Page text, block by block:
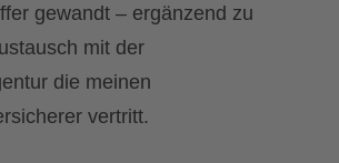
gewandt – ergänzend zu
mit der
die meinen
vertritt.